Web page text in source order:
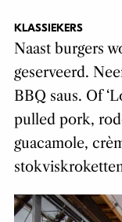
KLASSIEKERS
Naast burgers
geserveerd.
BBQ saus. Of
pulled pork,
guacamole,